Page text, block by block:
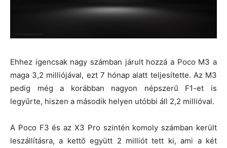
Ehhez igencsak nagy számban járult hozzá a Poco M3 a
maga 3,2 milliójával, ezt 7 hónap alatt teljesítette. Az M3
pedig még a korábban nagyon népszerű F1-et is
legyűrte, hiszen a második helyen utóbbi áll 2,2 millióval.
A Poco F3 és az X3 Pro szintén komoly számban került
leszállításra, a kettő együtt 2 milliót tett ki, ami a két